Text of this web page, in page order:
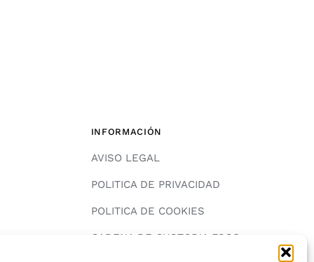
INFORMACIÓN
AVISO LEGAL
POLITICA DE PRIVACIDAD
POLITICA DE COOKIES
CADENA DE CUSTODIA FSC®